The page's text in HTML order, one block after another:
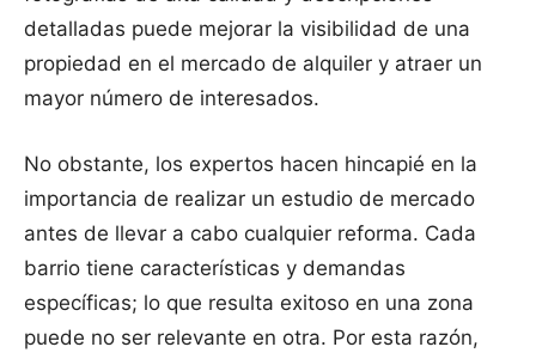
detalladas puede mejorar la visibilidad de una
propiedad en el mercado de alquiler y atraer un
mayor número de interesados.
No obstante, los expertos hacen hincapié en la
importancia de realizar un estudio de mercado
antes de llevar a cabo cualquier reforma. Cada
barrio tiene características y demandas
específicas; lo que resulta exitoso en una zona
puede no ser relevante en otra. Por esta razón,